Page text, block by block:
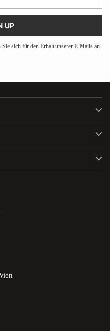
UP
sich für den Erhalt unserer E-Mails an